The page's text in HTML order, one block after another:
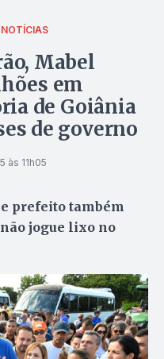
Mabel
em
de Goiânia
de governo
às 11h05
prefeito também
jogue lixo no